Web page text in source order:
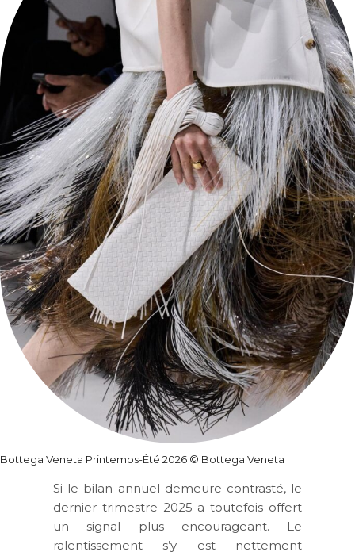
Bottega Veneta Printemps-Été 2026 © Bottega Veneta
Si le bilan annuel demeure contrasté, le
dernier trimestre 2025 a toutefois offert
un signal plus encourageant. Le
ralentissement s’y est nettement